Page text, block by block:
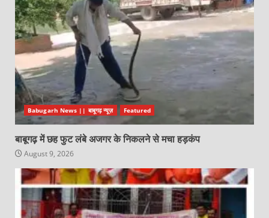
Babugarh News || बाबूगढ़ न्यूज़ Featured
बाबूगढ़ में छह फुट लंबे अजगर के निकलने से मचा हड़कंप
August 9, 2026